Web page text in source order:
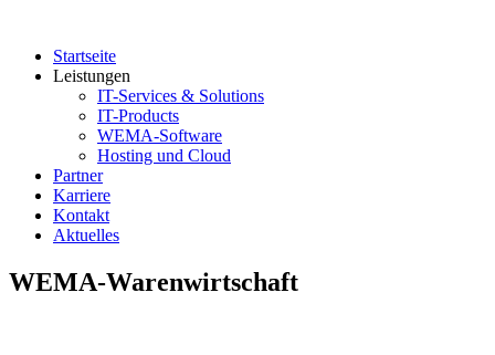
Startseite
Leistungen
IT-Services & Solutions
IT-Products
WEMA-Software
Hosting und Cloud
Partner
Karriere
Kontakt
Aktuelles
WEMA-Warenwirtschaft